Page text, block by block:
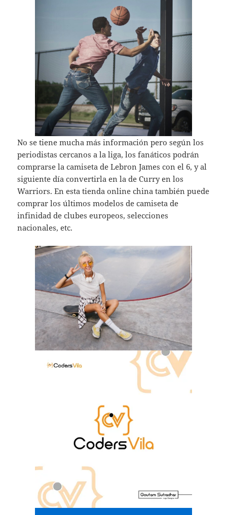
No se tiene mucha más información pero según los
periodistas cercanos a la liga, los fanáticos podrán
comprarse la camiseta de Lebron James con el 6, y al
siguiente día convertirla en la de Curry en los
Warriors. En esta tienda online china también puede
comprar los últimos modelos de camiseta de
infinidad de clubes europeos, selecciones
nacionales, etc.